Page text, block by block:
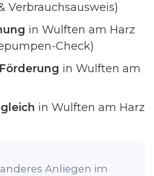
Verbrauchsausweis)
in Wulften am Harz
Check)
in Wulften am
in Wulften am Harz
Anliegen im